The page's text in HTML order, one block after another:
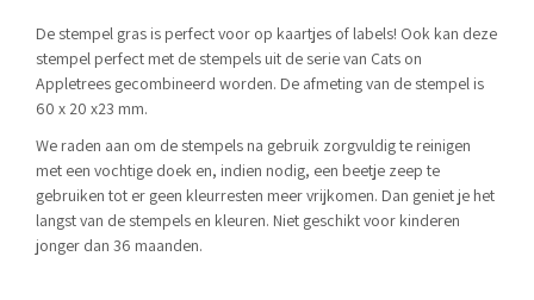
De stempel gras is perfect voor op kaartjes of labels! Ook kan deze
stempel perfect met de stempels uit de serie van Cats on
Appletrees gecombineerd worden. De afmeting van de stempel is
60 x 20 x23 mm.
We raden aan om de stempels na gebruik zorgvuldig te reinigen
met een vochtige doek en, indien nodig, een beetje zeep te
gebruiken tot er geen kleurresten meer vrijkomen. Dan geniet je het
langst van de stempels en kleuren. Niet geschikt voor kinderen
jonger dan 36 maanden.